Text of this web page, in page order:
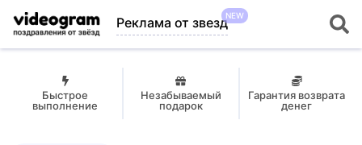
Реклама от звездNEW
Быстрое
выполнение
Незабываемый
подарок
Гарантия возврата
денег